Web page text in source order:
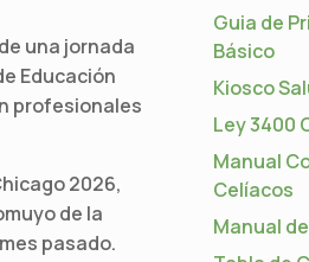
una jornada
Educación
profesionales
2026,
de la
pasado.
Guia de
Básico
Kiosco
Ley 3400
Manual
Celíacos
Manual